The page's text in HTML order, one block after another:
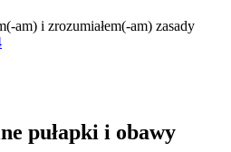
am) i zrozumiałem(-am) zasady
pułapki i obawy